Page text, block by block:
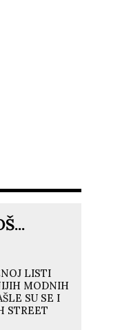
LISTI
MODNIH
SU SE I
STREET